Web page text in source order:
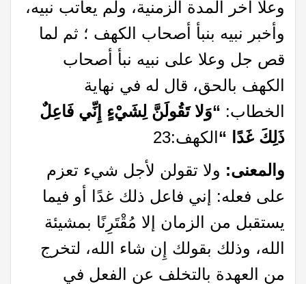
وعلا أخر المدة الزمنية، ولم يعاتب نبيه،
وأخبر نبيه بنبأ أصحاب الكهف ؛ ثم لما
قص جل وعلا على نبيه نبأ أصحاب
الكهف بالحق، قال له في نهاية
الخطاب: “وَلا تَقُولَنَّ لِشَيْءٍ إِنِّي فَاعِلٌ
ذَلِكَ غَدًا “الكهف:23
والمعنى: ولا تقولن لأجل شيء تعزم
على فعله: إني فاعل ذلك غدًا أو فيما
يستقبل من الزمان إلا مُقْتَرِنًا بمشيئة
الله، وذلك بقولك إِن شاء الله، لتخرج
من العهدة بالتخلف عن الفعل في